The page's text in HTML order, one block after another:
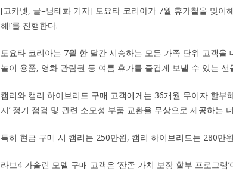
[고카넷, 글=남태화 기자] 토요타 코리아가 7월 휴가철을 맞이
해!’를 진행한다.
토요타 코리아는 7월 한 달간 시승하는 모든 가족 단위 고객
놀이 용품, 영화 관람권 등 여름 휴가를 즐겁게 보낼 수 있는 선
캠리와 캠리 하이브리드 구매 고객에게는 36개월 무이자 할부
지’ 정기 점검 및 관련 소모성 부품 교환을 무상으로 제공하는
특히 현금 구매 시 캠리는 250만원, 캠리 하이브리드는 280만
라브4 가솔린 모델 구매 고객은 ‘잔존 가치 보장 할부 프로그램